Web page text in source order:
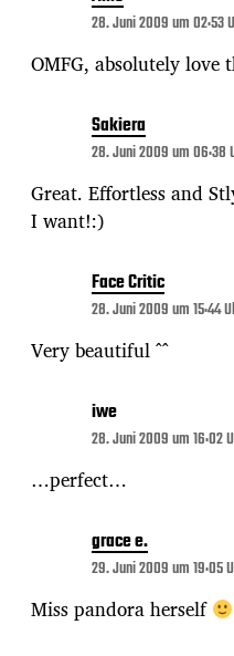
28. Juni 2009 um 02:53
OMFG, absolutely love
Sakiera
28. Juni 2009 um 06:38
Great. Effortless and
I want!:)
Face Critic
28. Juni 2009 um 15:44
Very beautiful ^^
iwe
28. Juni 2009 um 16:02
…perfect…
grace e.
29. Juni 2009 um 19:05
Miss pandora herself